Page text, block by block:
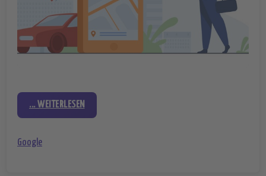
... WEITERLESEN
Google